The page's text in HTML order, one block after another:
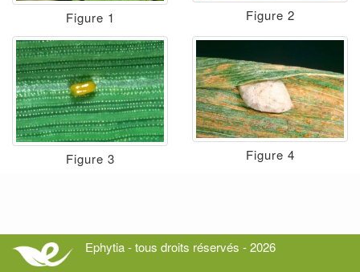
Figure 1 Figure 2
Figure 3 Figure 4
Ephytia - tous droits réservés - 2026